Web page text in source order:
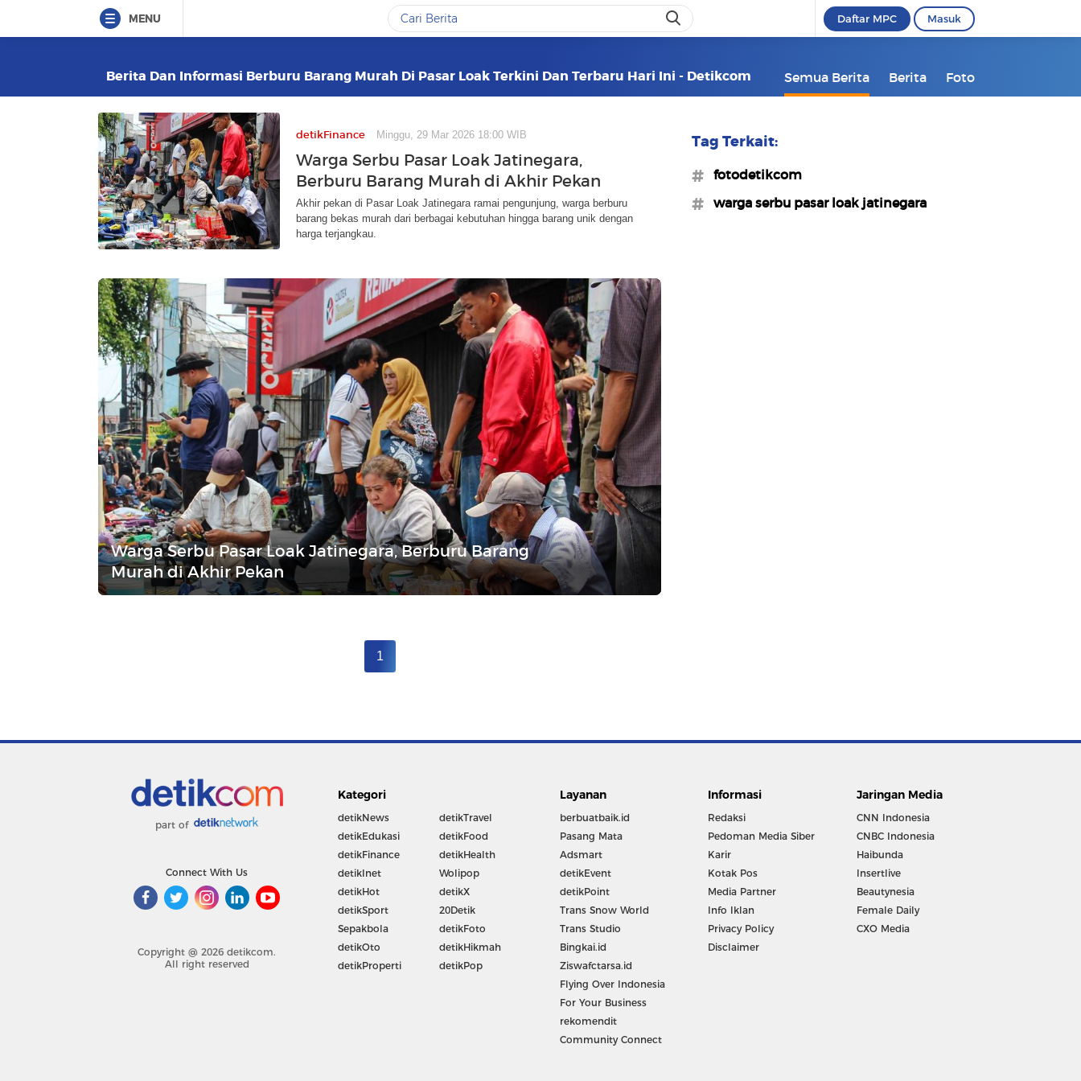
MENU Daftar MPC Masuk
Berita Dan Informasi Berburu Barang Murah Di Pasar Loak Terkini Dan Terbaru Hari Ini - Detikcom Semua Berita Berita Foto
detikFinance Minggu, 29 Mar 2026 18:00 WIB
Warga Serbu Pasar Loak Jatinegara,
Berburu Barang Murah di Akhir Pekan
Akhir pekan di Pasar Loak Jatinegara ramai pengunjung, warga berburu
barang bekas murah dari berbagai kebutuhan hingga barang unik dengan
harga terjangkau.
Warga Serbu Pasar Loak Jatinegara, Berburu Barang
Murah di Akhir Pekan
1
Tag Terkait:
#fotodetikcom
#warga serbu pasar loak jatinegara
part of
Connect With Us
Copyright @ 2026 detikcom.
All right reserved
Kategori
detikNews
detikEdukasi
detikFinance
detikInet
detikHot
detikSport
Sepakbola
detikOto
detikProperti
detikTravel
detikFood
detikHealth
Wolipop
detikX
20Detik
detikFoto
detikHikmah
detikPop
Layanan
berbuatbaik.id
Pasang Mata
Adsmart
detikEvent
detikPoint
Trans Snow World
Trans Studio
Bingkai.id
Ziswafctarsa.id
Flying Over Indonesia
For Your Business
rekomendit
Community Connect
Informasi
Redaksi
Pedoman Media Siber
Karir
Kotak Pos
Media Partner
Info Iklan
Privacy Policy
Disclaimer
Jaringan Media
CNN Indonesia
CNBC Indonesia
Haibunda
Insertlive
Beautynesia
Female Daily
CXO Media